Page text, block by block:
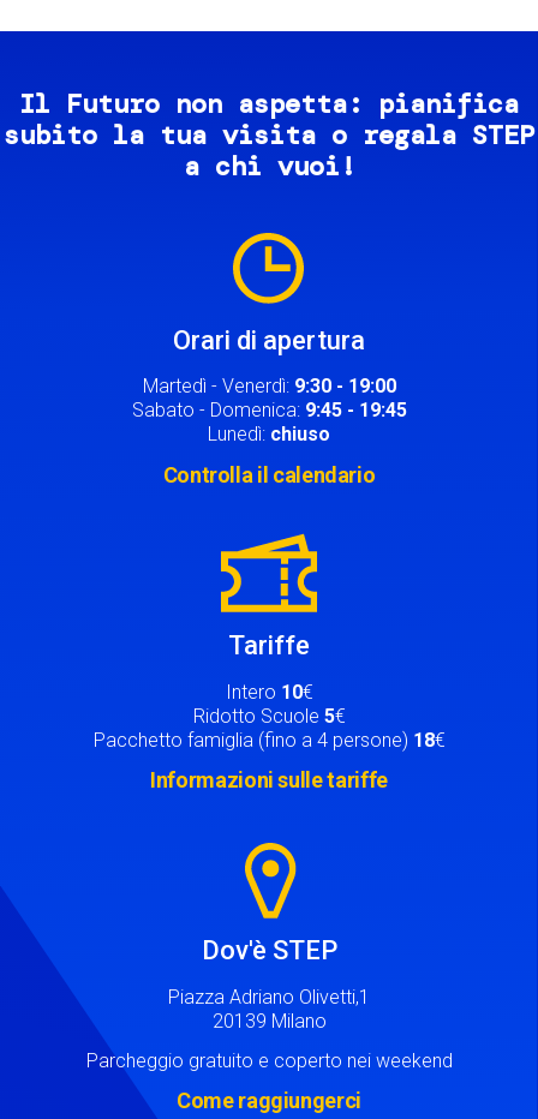
Il Futuro non aspetta: pianifica
subito la tua visita o regala STEP
a chi vuoi!
Orari di apertura
Martedì - Venerdì: 9:30 - 19:00
Sabato - Domenica: 9:45 - 19:45
Lunedì: chiuso
Controlla il calendario
Tariffe
Intero 10€
Ridotto Scuole 5€
Pacchetto famiglia (fino a 4 persone) 18€
Informazioni sulle tariffe
Dov'è STEP
Piazza Adriano Olivetti,1
20139 Milano
Parcheggio gratuito e coperto nei weekend
Come raggiungerci